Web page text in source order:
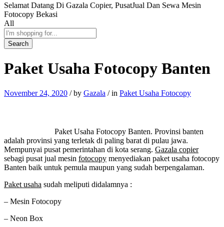
Selamat Datang Di Gazala Copier, PusatJual Dan Sewa Mesin
Fotocopy Bekasi
All
Search
Paket Usaha Fotocopy Banten
November 24, 2020 /by Gazala /in Paket Usaha Fotocopy
Paket Usaha Fotocopy Banten. Provinsi banten
adalah provinsi yang terletak di paling barat di pulau jawa.
Mempunyai pusat pemerintahan di kota serang. Gazala copier
sebagi pusat jual mesin fotocopy menyediakan paket usaha fotocopy
Banten baik untuk pemula maupun yang sudah berpengalaman.
Paket usaha sudah meliputi didalamnya :
– Mesin Fotocopy
– Neon Box